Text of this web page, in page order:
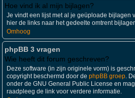
Hoe vind ik al mijn bijlagen?
Je vindt een lijst met al je geüploade bijlagen
hier de links naar het gedeelte omtrent
Omhoog
phpBB 3 vragen
Wie heeft dit forum geschreven?
Deze software (in zijn originele vorm) is
copyright beschermd door de phpBB groep.
onder de GNU General Public License en
raadpleeg de link voor verdere informatie.